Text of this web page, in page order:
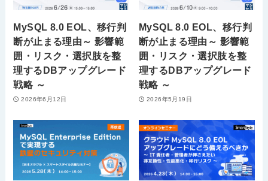
MySQL 8.0 EOL、移行判
断が止まる理由～ 影響範
囲・リスク・選択肢を整
理するDBアップグレード
戦略 ～
2026年6月12日
MySQL 8.0 EOL、移行判
断が止まる理由～ 影響範
囲・リスク・選択肢を整
理するDBアップグレード
戦略 ～
2026年5月19日